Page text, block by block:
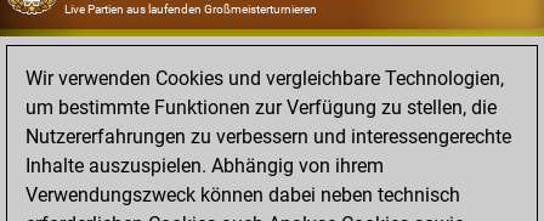
Live Partien aus laufenden Großmeisterturnieren
OPENINGS
Erfassen und Üben Sie Ihr Eröffnungsrepertoire
DATABASE
Acht Millionen starke Partien
MYGAMES
Speichern und analysieren Sie eigene Partien in der Cloud
Wir verwenden Cookies und vergleichbare Technologien,
um bestimmte Funktionen zur Verfügung zu stellen, die
Nutzererfahrungen zu verbessern und interessengerechte
Inhalte auszuspielen. Abhängig von ihrem
Verwendungszweck können dabei neben technisch